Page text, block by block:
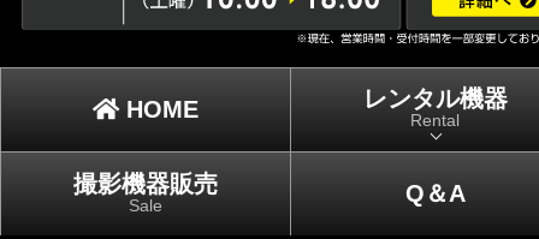
HOME レンタル機器
Rental
撮影機器販売
Sale Q＆A